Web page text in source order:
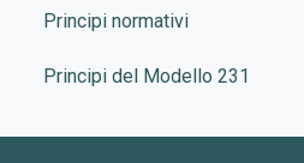
Principi normativi
Principi del Modello 231